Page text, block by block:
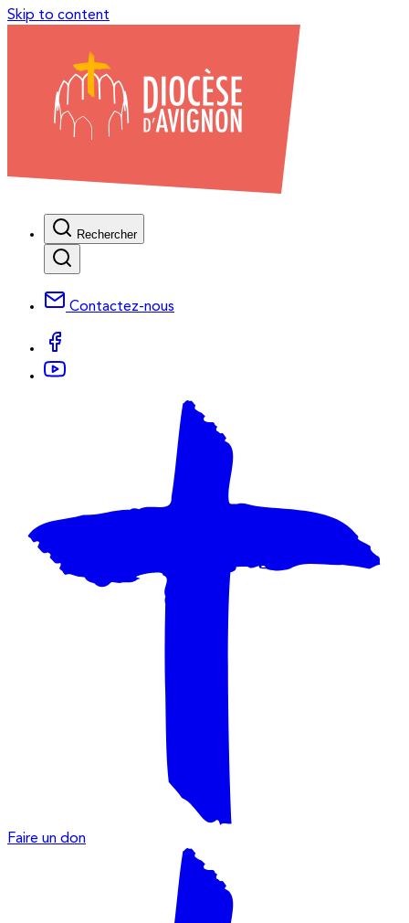
Skip to content
Rechercher
Contactez-nous
Faire un don